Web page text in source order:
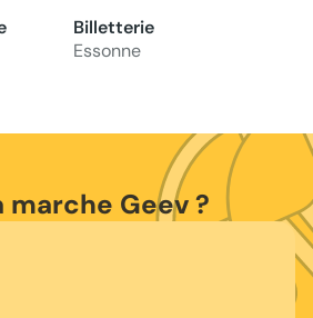
Billetterie
Essonne
Geev ?